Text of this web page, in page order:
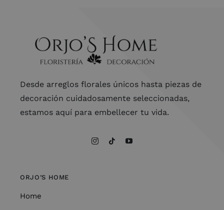
Desde arreglos florales únicos hasta piezas de
decoración cuidadosamente seleccionadas,
estamos aquí para embellecer tu vida.
ORJO’S HOME
Home